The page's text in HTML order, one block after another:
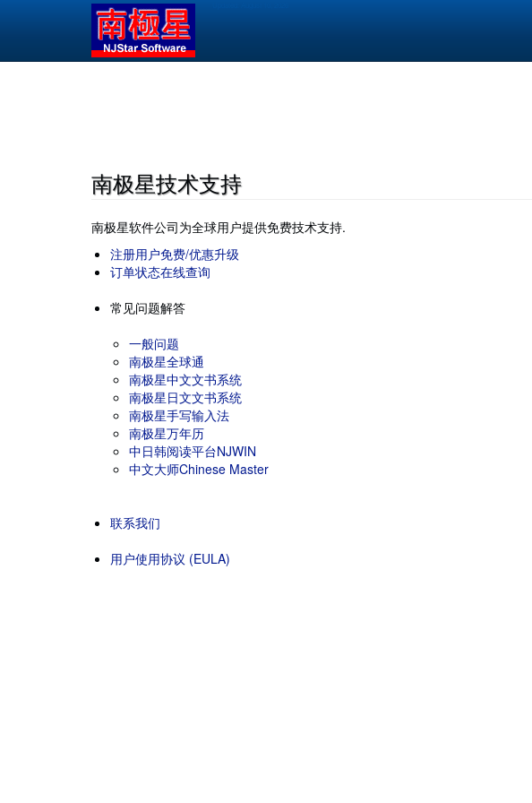
主
南极星技术支持
南极星软件公司为全球用户提供免费技术支持.
注册用户免费/优惠升级
订单状态在线查询
常见问题解答
一般问题
南极星全球通
南极星中文文书系统
南极星日文文书系统
南极星手写输入法
南极星万年历
中日韩阅读平台NJWIN
中文大师Chinese Master
联系我们
用户使用协议 (EULA)